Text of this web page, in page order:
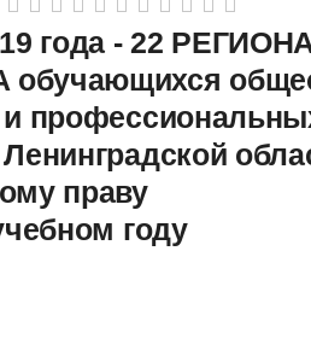
года - 22
и
праву
году